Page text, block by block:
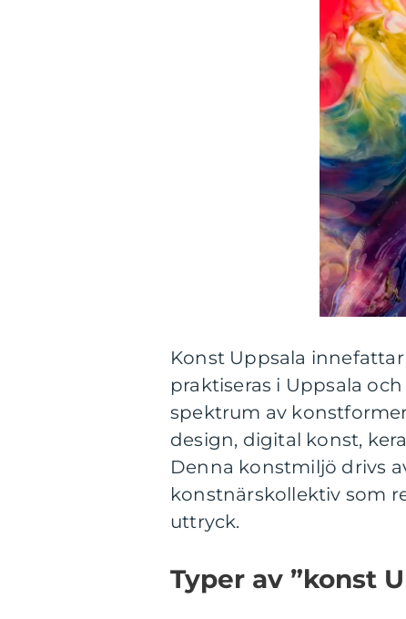
Konst Uppsala
praktiseras i Uppsala
spektrum av
design, digital konst,
Denna konstmiljö drivs
konstnärskollektiv som
uttryck.
Typer av ”konst